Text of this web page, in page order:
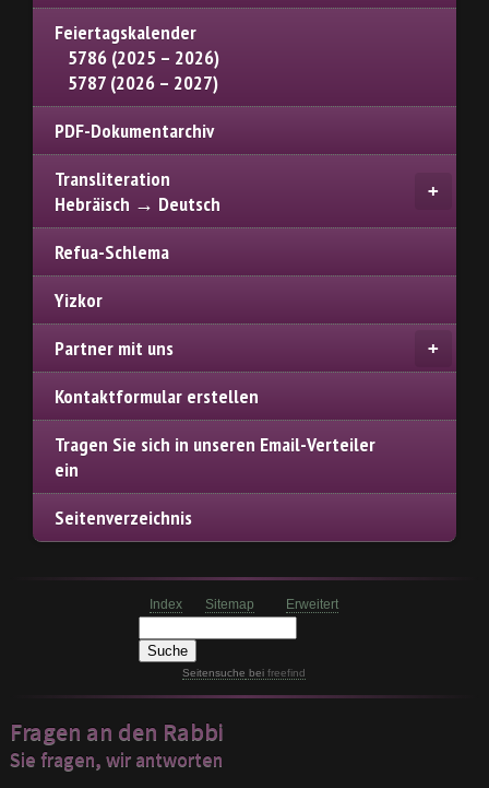
Feiertagskalender
5786 (2025 – 2026)
5787 (2026 – 2027)
PDF-Dokumentarchiv
Transliteration
Hebräisch → Deutsch
Refua-Schlema
Yizkor
Partner mit uns
Kontaktformular erstellen
Tragen Sie sich in unseren Email-Verteiler
ein
Seitenverzeichnis
Index Sitemap Erweitert
Seitensuche beifreefind
Fragen an den Rabbi
Sie fragen, wir antworten